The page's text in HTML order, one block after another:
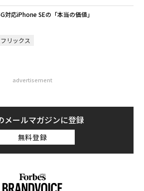
応iPhone SEの「本当の価値」
リックス
advertisement
メールマガジンに登録
無料登録